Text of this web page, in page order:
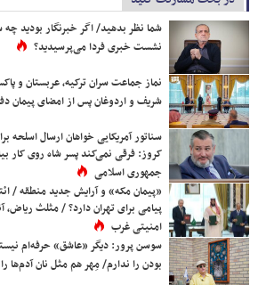
شما نظر بدهید/ اگر خبرنگار بودید
نشست خبری فردا می‌پرسیدید؟
نماز جماعت سران ترکیه، عربستان و
شریف و اردوغان پس از امضای پیمان
سناتور آمریکایی خواهان ارسال
کروز: فرقی نمی‌کند پسر شاه روی کار
جمهوری اسلامی
«پیمان مکه» و آرایش جدید منطقه /
پیامی برای تهران دارد؟ / مثلث ریاض،
امنیتی غرب
سوسن پرور: دیگر «عاشق» حرفه‌ام
بودن را ندارم/ مِهر هم مثل نان آدم‌ها